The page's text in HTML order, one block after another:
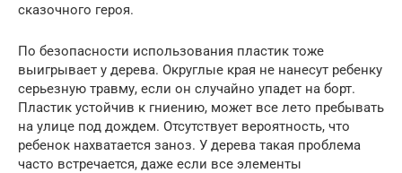
сказочного героя.
По безопасности использования пластик тоже
выигрывает у дерева. Округлые края не нанесут ребенку
серьезную травму, если он случайно упадет на борт.
Пластик устойчив к гниению, может все лето пребывать
на улице под дождем. Отсутствует вероятность, что
ребенок нахватается заноз. У дерева такая проблема
часто встречается, даже если все элементы